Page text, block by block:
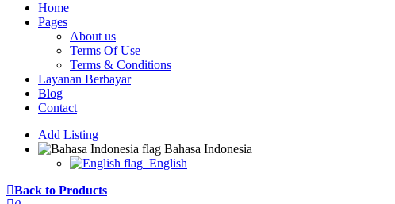
Home
Pages
About us
Terms Of Use
Terms & Conditions
Layanan Berbayar
Blog
Contact
Add Listing
Bahasa Indonesia
English
Back to Products